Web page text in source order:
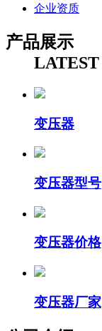
企业资质
产品展示
变压器
变压器型号
变压器价格
变压器厂家